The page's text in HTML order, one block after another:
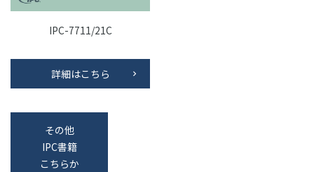
IPC-7711/21C
詳細はこちら
その他
IPC書籍
こちらか